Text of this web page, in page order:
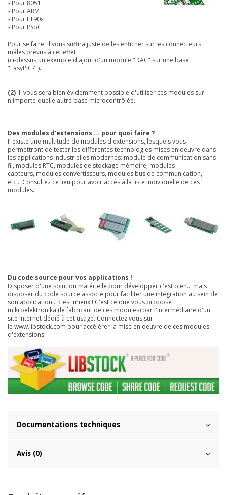
- Pour 8051
- PourARM
- Pour FT90x
- Pour PSoC
Pour se faire, il vous suffira juste de les enficher sur les connecteurs
mâles prévus à cet effet
(ci-dessus un exemple d'ajout d'un module "DAC" sur une base
"EasyPIC7").
(2) Il vous sera bien évidemment possible d'utiliser ces modules sur
n'importe quelle autre base microcontrôlée.
Des modules d'extensions ... pour quoi faire ?
Il existe une multitude de modules d'extensions, lesquels vous
permettront de tester les différentes technologies mises en oeuvre dans
les applications industrielles modernes: module de communication sans
fil, modules RTC, modules de stockage mémoire, modules
capteurs, modules convertisseurs, modules bus de communication,
etc... Consultez ce lien pour avoir accès à la liste individuelle de ces
modules.
Du code source pour vos applications !
Disposer d'une solution matérielle pour développer c'est bien... mais
disposer du code source associé pour faciliter une intégration au sein de
son application... c'est mieux ! C'est ce que vous propose
mikroelektronika (le fabricant de ces modules) par l'intermédiaire d'un
site Internet dédié à cet usage. Connectez vous sur
le www.libstock.com pour accélérer la mise en oeuvre de ces modules
d'extensions.
Documentations techniques
Avis (0)